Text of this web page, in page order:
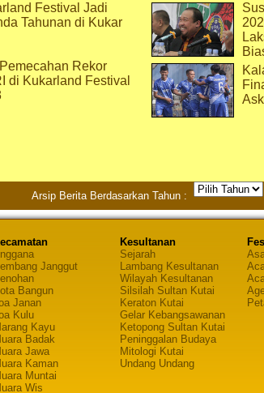
Festival Jadi
Tahunan di Kukar
Rekor
di Kukarland Festival
Arsip Berita Berdasarkan Tahun :
Janggut
Bangun
Janan
Kulu
Kayu
Badak
Jawa
Kaman
Muntai
Wis
Kesultanan
Sejarah
Lambang Kesultanan
Wilayah Kesultanan
Silsilah Sultan Kutai
Keraton Kutai
Gelar Kebangsawanan
Ketopong Sultan Kutai
Peninggalan Budaya
Mitologi Kutai
Undang Undang